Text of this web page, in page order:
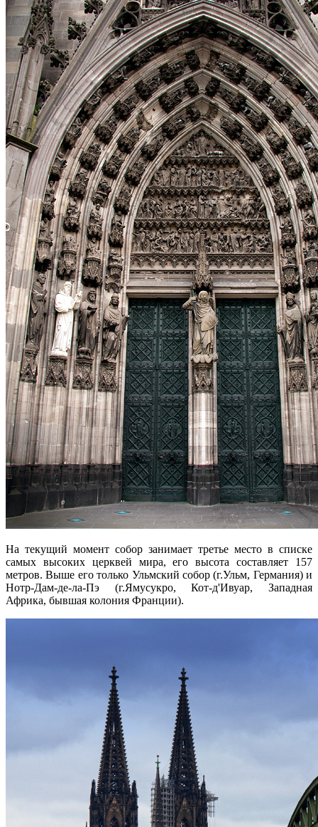
На текущий момент собор занимает третье место в списке
самых высоких церквей мира, его высота составляет 157
метров. Выше его только Ульмский собор (г.Ульм, Германия) и
Нотр-Дам-де-ла-Пэ (г.Ямусукро, Кот-д'Ивуар, Западная
Африка, бывшая колония Франции).